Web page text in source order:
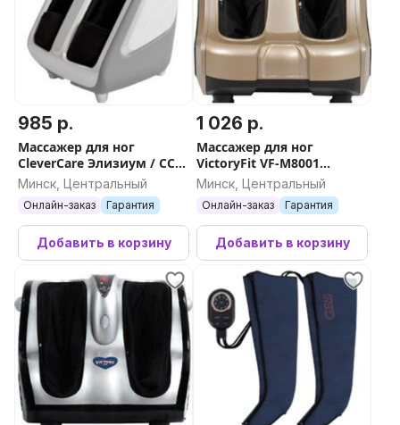
985 р.
Массажер для ног
CleverCare Элизиум / CC-
299ЭЛ
Минск, Центральный
Онлайн-заказ Гарантия
Добавить в корзину
1 026 р.
Массажер для ног
VictoryFit VF-M8001
(золотистый)
Минск, Центральный
Онлайн-заказ Гарантия
Добавить в корзину